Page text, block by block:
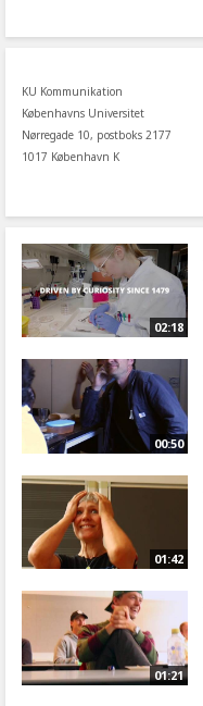
KU Kommunikation
Københavns Universitet
Nørregade 10, postboks 2177
1017 København K
02:18
00:50
01:42
01:21